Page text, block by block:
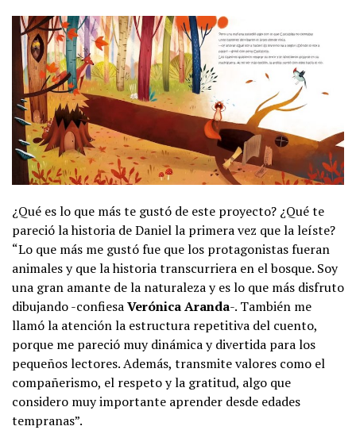
¿Qué es lo que más te gustó de este proyecto? ¿Qué te
pareció la historia de Daniel la primera vez que la leíste?
“Lo que más me gustó fue que los protagonistas fueran
animales y que la historia transcurriera en el bosque. Soy
una gran amante de la naturaleza y es lo que más disfruto
dibujando -confiesaVerónica Aranda-. También me
llamó la atención la estructura repetitiva del cuento,
porque me pareció muy dinámica y divertida para los
pequeños lectores. Además, transmite valores como el
compañerismo, el respeto y la gratitud, algo que
considero muy importante aprender desde edades
tempranas”.